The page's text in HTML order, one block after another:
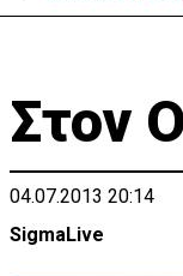
Στον
04.07.2013 20:14
SigmaLive